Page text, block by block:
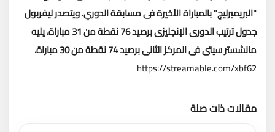
"البريميرليج" بالمباراة الأخيرة فى مسابقة الدوري.ويتصدر ليفربول
جدول ترتيب الدورى الإنجليزى برصيد 76 نقطة من 31 مباراة، يليه
مانشستر سيتى فى المركز الثانى برصيد 74 نقطة من 30 مباراة.
https://streamable.com/xbf62
مقالات ذات صلة